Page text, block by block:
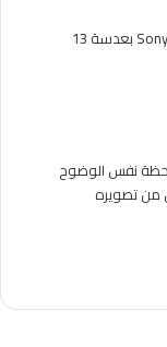
عالم امير » أول صور من كاميرا هاتف Sony Xperia Z بعدسة 13
نفس الوضوح